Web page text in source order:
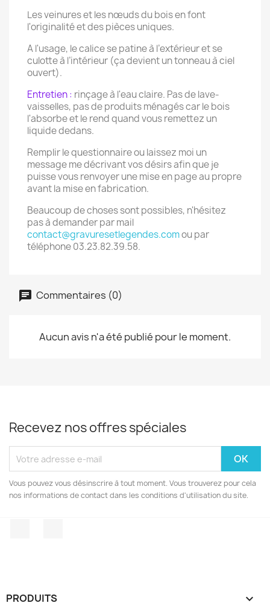
Les veinures et les nœuds du bois en font
l'originalité et des pièces uniques.
A l'usage, le calice se patine à l’extérieur et se
culotte à l’intérieur (ça devient un tonneau à ciel
ouvert).
Entretien : rinçage à l'eau claire. Pas de lave-
vaisselles, pas de produits ménagés car le bois
l'absorbe et le rend quand vous remettez un
liquide dedans.
Remplir le questionnaire ou laissez moi un
message me décrivant vos désirs afin que je
puisse vous renvoyer une mise en page au propre
avant la mise en fabrication.
Beaucoup de choses sont possibles, n'hésitez
pas à demander par mail
contact@gravuresetlegendes.comou par
téléphone 03.23.82.39.58.
Commentaires (0)
Aucun avis n'a été publié pour le moment.
Recevez nos offres spéciales
Vous pouvez vous désinscrire à tout moment. Vous trouverez pour cela
nos informations de contact dans les conditions d'utilisation du site.
PRODUITS 